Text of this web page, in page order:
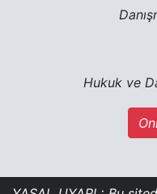
Hukuk ve